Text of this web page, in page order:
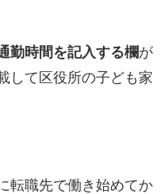
勤時間を記入する欄が
して区役所の子ども家
転職先で働き始めてか